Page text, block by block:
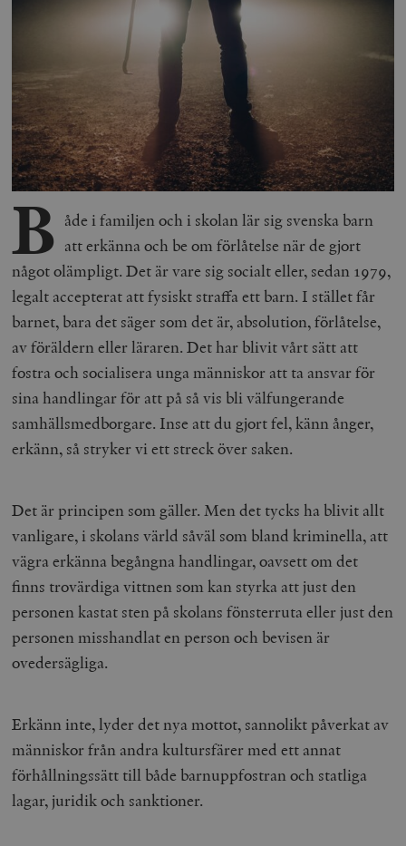
B åde i familjen och i skolan lär sig svenska barn
att erkänna och be om förlåtelse när de gjort
något olämpligt. Det är vare sig socialt eller, sedan 1979,
legalt accepterat att fysiskt straffa ett barn. I stället får
barnet, bara det säger som det är, absolution, förlåtelse,
av föräldern eller läraren. Det har blivit vårt sätt att
fostra och socialisera unga människor att ta ansvar för
sina handlingar för att på så vis bli välfungerande
samhällsmedborgare. Inse att du gjort fel, känn ånger,
erkänn, så stryker vi ett streck över saken.
Det är principen som gäller. Men det tycks ha blivit allt
vanligare, i skolans värld såväl som bland kriminella, att
vägra erkänna begångna handlingar, oavsett om det
finns trovärdiga vittnen som kan styrka att just den
personen kastat sten på skolans fönsterruta eller just den
personen misshandlat en person och bevisen är
ovedersägliga.
Erkänn inte, lyder det nya mottot, sannolikt påverkat av
människor från andra kultursfärer med ett annat
förhållningssätt till både barnuppfostran och statliga
lagar, juridik och sanktioner.